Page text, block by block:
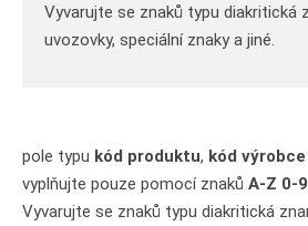
Vyvarujte se znaků typu diakritická
uvozovky, speciální znaky a jiné.
pole typu kód produktu, kód
vyplňujte pouze pomocí znaků A-Z 0-
Vyvarujte se znaků typu diakritická